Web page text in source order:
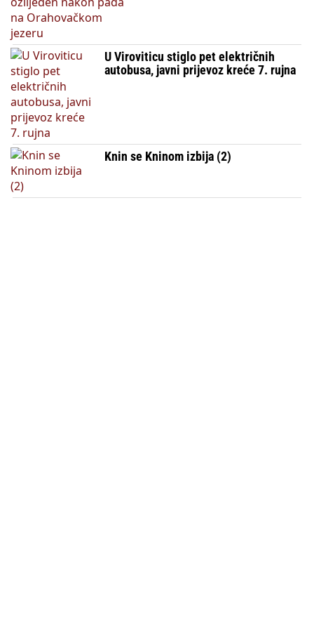
U Viroviticu stiglo pet električnih
autobusa, javni prijevoz kreće 7. rujna
Knin se Kninom izbija (2)